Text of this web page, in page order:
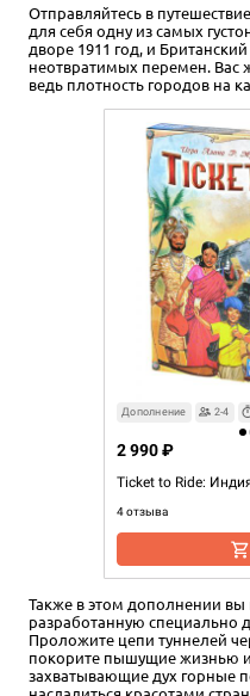
Отправляйтесь в
для себя одну из самых
дворе 1911 год, и
неотвратимых перемен. Вас
ведь плотность городов на
Дополнение 2-4
Ticket to Ride:
4 отзыва
2 990 ₽
Также в этом дополнении
разработанную специально
Проложите цепи туннелей
покорите пышущие жизнью
захватывающие дух горные